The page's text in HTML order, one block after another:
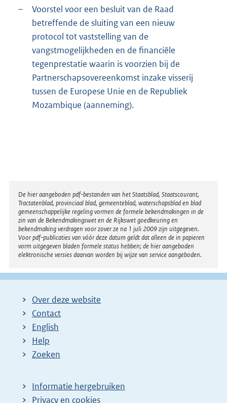
–
Voorstel voor een besluit van de Raad
betreffende de sluiting van een nieuw
protocol tot vaststelling van de
vangstmogelijkheden en de financiële
tegenprestatie waarin is voorzien bij de
Partnerschapsovereenkomst inzake visserij
tussen de Europese Unie en de Republiek
Mozambique (aanneming).
Disclaimer
De hier aangeboden pdf-bestanden van het Staatsblad, Staatscourant,
Tractatenblad, provinciaal blad, gemeenteblad, waterschapsblad en blad
gemeenschappelijke regeling vormen de formele bekendmakingen in de
zin van de Bekendmakingswet en de Rijkswet goedkeuring en
bekendmaking verdragen voor zover ze na 1 juli 2009 zijn uitgegeven.
Voor pdf-publicaties van vóór deze datum geldt dat alleen de in papieren
vorm uitgegeven bladen formele status hebben; de hier aangeboden
elektronische versies daarvan worden bij wijze van service aangeboden.
Over deze website
Contact
English
Help
Zoeken
Informatie hergebruiken
Privacy en cookies